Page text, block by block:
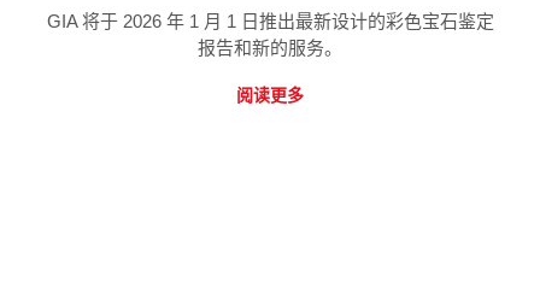
GIA 将于 2026 年 1 月 1 日推出最新设计的彩色宝石鉴定
报告和新的服务。
阅读更多